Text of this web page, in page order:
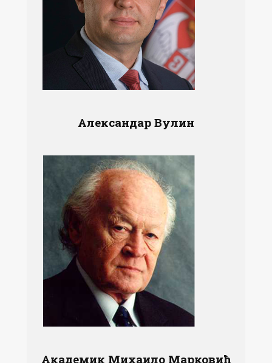
Александар Вулин
Академик Михаило Марковић